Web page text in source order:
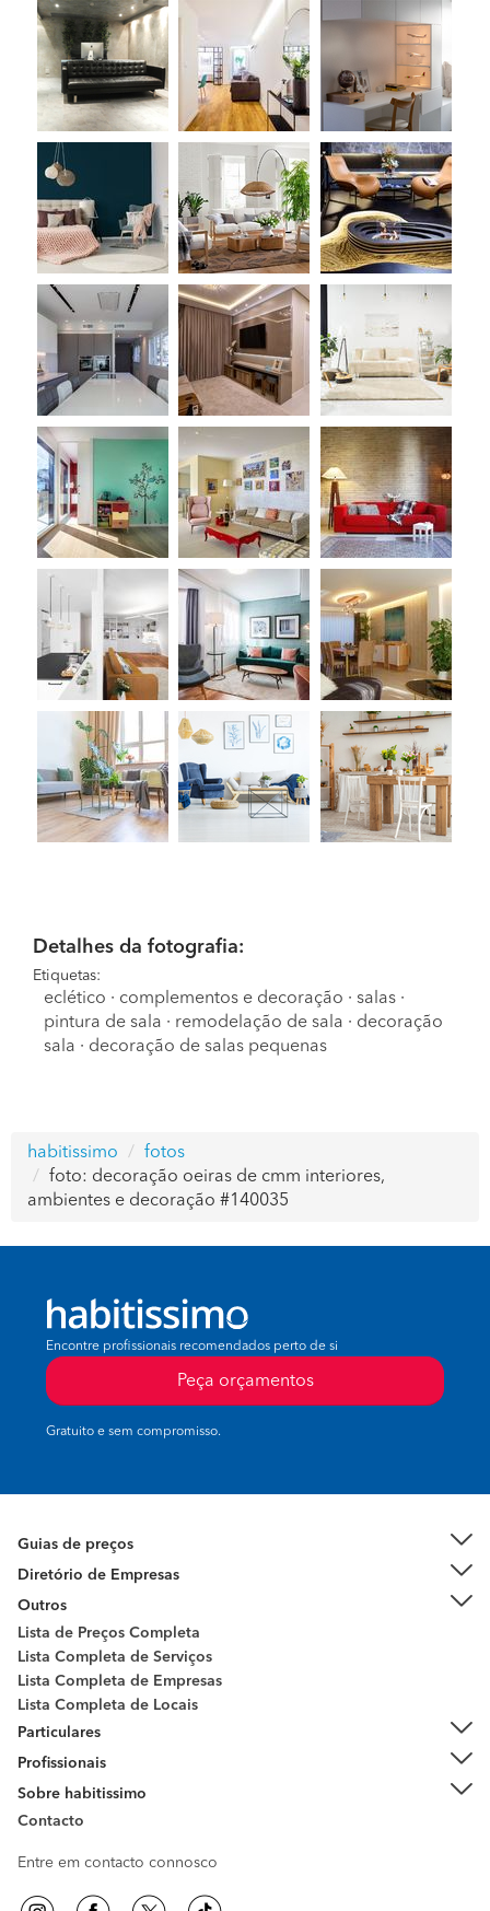
Detalhes da fotografia:
Etiquetas:
eclético · complementos e decoração · salas ·
pintura de sala · remodelação de sala · decoração
sala · decoração de salas pequenas
habitissimo
fotos
foto: decoração oeiras de cmm interiores,
ambientes e decoração #140035
Encontre profissionais recomendados perto de si
Peça orçamentos
Gratuito e sem compromisso.
Guias de preços
Diretório de Empresas
Outros
Lista de Preços Completa
Lista Completa de Serviços
Lista Completa de Empresas
Lista Completa de Locais
Particulares
Profissionais
Sobre habitissimo
Contacto
Entre em contacto connosco